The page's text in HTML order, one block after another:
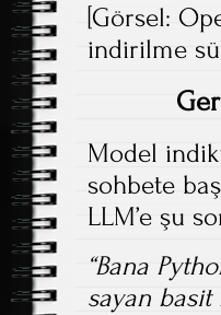
[Görsel:
indirilme
Model
sohbete
LLM’e şu
“Bana
sayan basit